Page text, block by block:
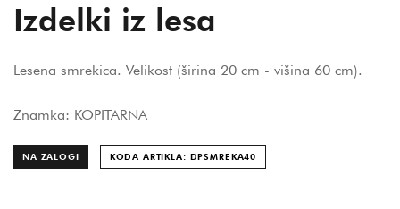
Izdelki iz lesa
Lesena smrekica. Velikost (širina 20 cm - višina 60 cm).
Znamka: KOPITARNA
NA ZALOGI KODA ARTIKLA: DPSMREKA40